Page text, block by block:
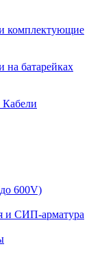
комплектующие
на батарейках
600V)
и СИП-арматура